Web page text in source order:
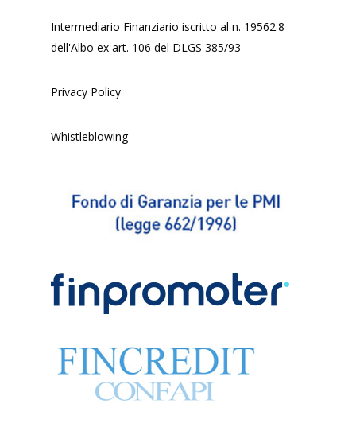
Intermediario Finanziario iscritto al n. 19562.8
dell'Albo ex art. 106 del DLGS 385/93
Privacy Policy
Whistleblowing